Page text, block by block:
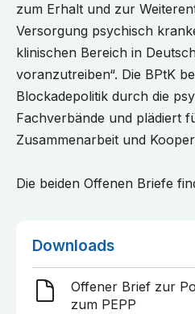
zum Erhalt und zur
Versorgung psychisch
klinischen Bereich in
voranzutreiben“. Die BPtK
Blockadepolitik durch die
Fachverbände und plädiert
Zusammenarbeit und
Die beiden Offenen Briefe
Downloads
Offener Brief zur
zum PEPP